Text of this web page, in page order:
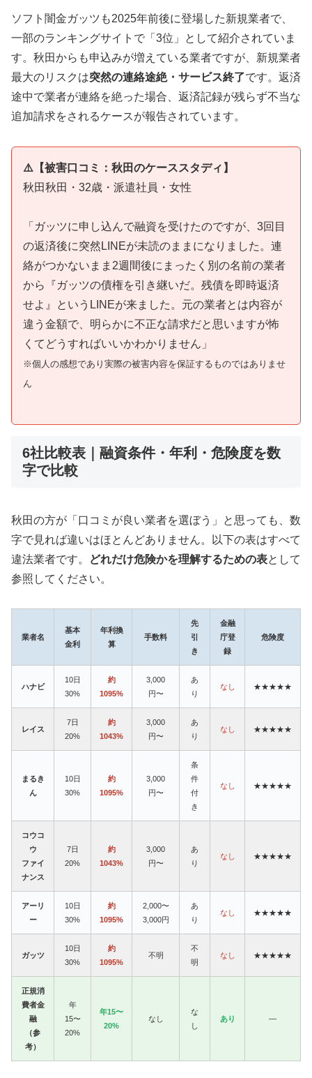
ソフト闇金ガッツも2025年前後に登場した新規業者で、
一部のランキングサイトで「3位」として紹介されていま
す。秋田からも申込みが増えている業者ですが、新規業者
最大のリスクは突然の連絡途絶・サービス終了です。返済
途中で業者が連絡を絶った場合、返済記録が残らず不当な
追加請求をされるケースが報告されています。
⚠️【被害口コミ：秋田のケーススタディ】
秋田秋田・32歳・派遣社員・女性
「ガッツに申し込んで融資を受けたのですが、3回目
の返済後に突然LINEが未読のままになりました。連
絡がつかないまま2週間後にまったく別の名前の業者
から『ガッツの債権を引き継いだ。残債を即時返済
せよ』というLINEが来ました。元の業者とは内容が
違う金額で、明らかに不正な請求だと思いますが怖
くてどうすればいいかわかりません」
※個人の感想であり実際の被害内容を保証するものではありませ
ん
6社比較表｜融資条件・年利・危険度を数
字で比較
秋田の方が「口コミが良い業者を選ぼう」と思っても、数
字で見れば違いはほとんどありません。以下の表はすべて
違法業者です。
どれだけ危険かを理解するための表として
参照してください。
業者名
基本
金利
年利換
算
手数料
先
引
き
金融
庁登
録
危険度
ハナビ
10日
30%
約
1095%
3,000
円〜
あ
り
なし ★★★★★
レイス
7日
20%
約
1043%
3,000
円〜
あ
り
なし ★★★★★
まるき
ん
10日
30%
約
1095%
3,000
円〜
条
件
付
き
なし ★★★★★
コウコ
ウ
ファイ
ナンス
7日
20%
約
1043%
3,000
円〜
あ
り
なし ★★★★★
アーリ
ー
10日
30%
約
1095%
2,000〜
3,000円
あ
り
なし ★★★★★
ガッツ
10日
30%
約
1095%
不明
不
明
なし ★★★★★
正規消
費者金
融
（参
考）
年
15〜
20%
年15〜
20%
なし
な
し
あり —